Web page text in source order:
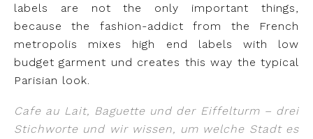
labels are not the only important things,
because the fashion-addict from the French
metropolis mixes high end labels with low
budget garment und creates this way the typical
Parisian look.
Cafe au Lait, Baguette und der Eiffelturm – drei
Stichworte und wir wissen, um welche Stadt es